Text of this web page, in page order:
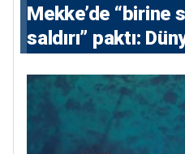
Mekke’de “birine
saldırı” paktı: